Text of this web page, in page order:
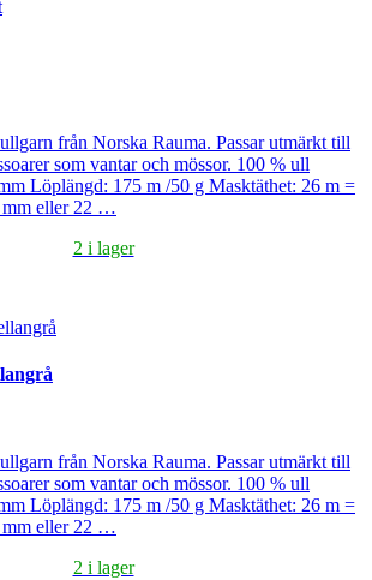
från Norska Rauma. Passar utmärkt till
som vantar och mössor. 100 % ull
Löplängd: 175 m /50 g Masktäthet: 26 m =
mm eller 22 …
2 i lager
från Norska Rauma. Passar utmärkt till
som vantar och mössor. 100 % ull
Löplängd: 175 m /50 g Masktäthet: 26 m =
mm eller 22 …
2 i lager